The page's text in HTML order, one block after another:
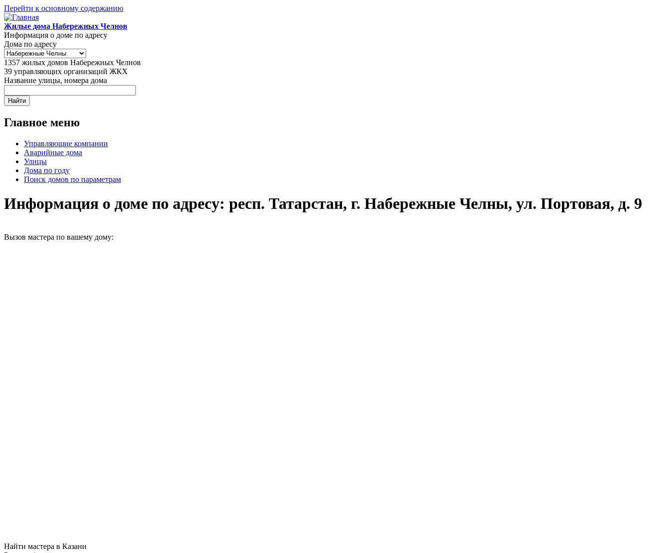
Перейти к основному содержанию
Жилые дома Набережных Челнов
Информация о доме по адресу
Дома по адресу
1357 жилых домов Набережных Челнов
39 управляющих организаций ЖКХ
Название улицы, номера дома
Главное меню
Управляющие компании
Аварийные дома
Улицы
Дома по году
Поиск домов по параметрам
Информация о доме по адресу: респ. Татарстан, г. Набережные Челны, ул. Портовая, д. 9
Вызов мастера по вашему дому:
Найти мастера в Казани